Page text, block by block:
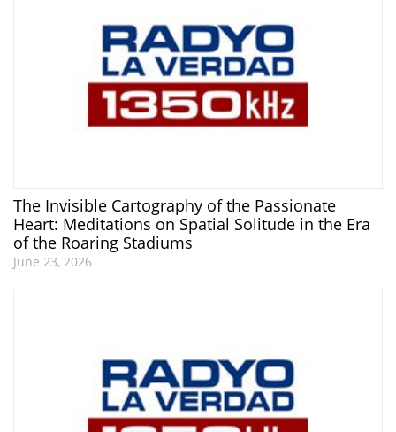
The Invisible Cartography of the Passionate
Heart: Meditations on Spatial Solitude in the Era
of the Roaring Stadiums
June 23, 2026